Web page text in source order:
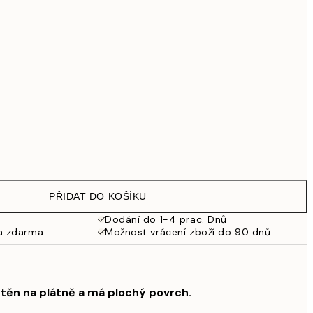
PŘIDAT DO KOŠÍKU
Dodání do 1-4 prac. Dnů
zdarma.
Možnost vrácení zboží do 90 dnů
na plátně a má plochý povrch.